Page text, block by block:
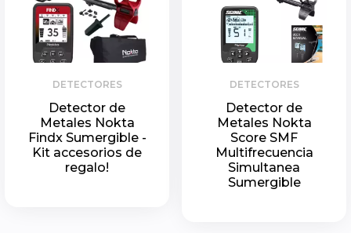
DETECTORES
Detector de
Metales Nokta
Findx Sumergible -
Kit accesorios de
regalo!
DETECTORES
Detector de
Metales Nokta
Score SMF
Multifrecuencia
Simultanea
Sumergible